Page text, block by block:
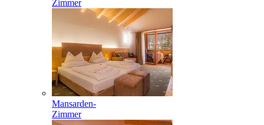
Zimmer
Mansarden-
Zimmer